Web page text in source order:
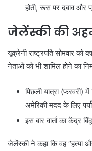
होती, रूस पर दबाव और
जेलेंस्की की
यूक्रेनी राष्ट्रपति सोमवार
नेताओं को भी शामिल होने का
पिछली यात्रा (फरवरी)
अमेरिकी मदद के लिए
इस बार वार्ता का केंद्र
जेलेंस्की ने कहा कि वह “हत्या